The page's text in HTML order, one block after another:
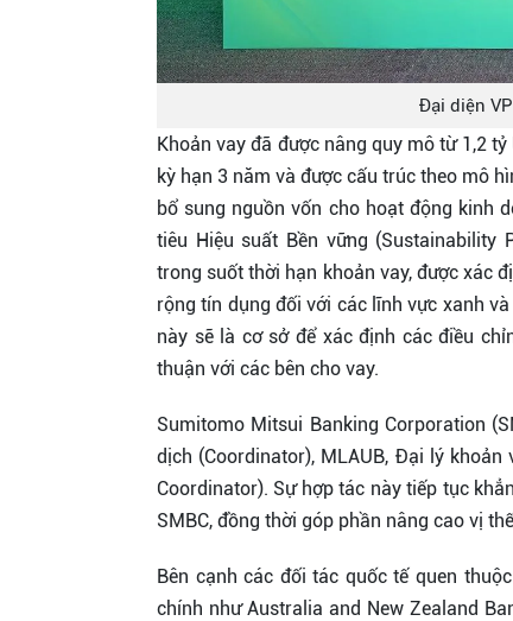
Đại diện
Khoản vay đã được nâng quy mô từ 1,2
kỳ hạn 3 năm và được cấu trúc theo mô
bổ sung nguồn vốn cho hoạt động kinh
tiêu Hiệu suất Bền vững (Sustainability
trong suốt thời hạn khoản vay, được xác
rộng tín dụng đối với các lĩnh vực xanh
này sẽ là cơ sở để xác định các điều
thuận với các bên cho vay.
Sumitomo Mitsui Banking Corporation
dịch (Coordinator), MLAUB, Đại lý
Coordinator). Sự hợp tác này tiếp tục
SMBC, đồng thời góp phần nâng cao vị
Bên cạnh các đối tác quốc tế quen
chính như Australia and New Zealand